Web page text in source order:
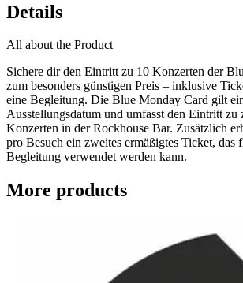
Details
All about the Product
Sichere dir den Eintritt zu 10 Konzerten der
zum besonders günstigen Preis – inklusive
eine Begleitung. Die Blue Monday Card gilt
Ausstellungsdatum und umfasst den Eintritt zu
Konzerten in der Rockhouse Bar. Zusätzlich
pro Besuch ein zweites ermäßigtes Ticket, das
Begleitung verwendet werden kann.
More products